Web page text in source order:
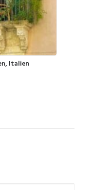
Italien